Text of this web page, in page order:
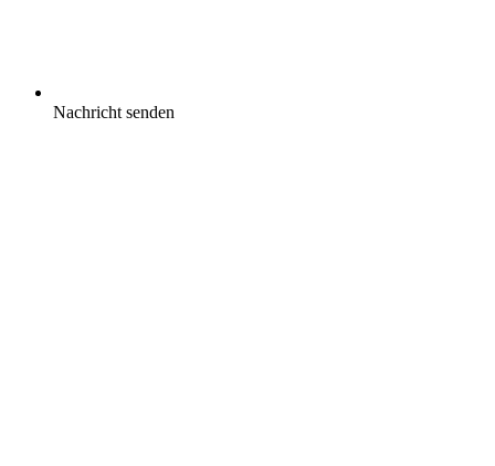
Nachricht senden